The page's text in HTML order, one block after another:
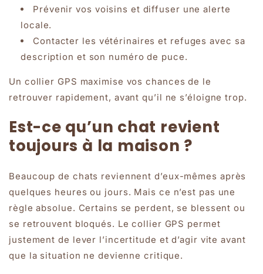
Prévenir vos voisins et diffuser une alerte
locale.
Contacter les vétérinaires et refuges avec sa
description et son numéro de puce.
Un collier GPS maximise vos chances de le
retrouver rapidement, avant qu’il ne s’éloigne trop.
Est-ce qu’un chat revient
toujours à la maison ?
Beaucoup de chats reviennent d’eux-mêmes après
quelques heures ou jours. Mais ce n’est pas une
règle absolue. Certains se perdent, se blessent ou
se retrouvent bloqués. Le collier GPS permet
justement de lever l’incertitude et d’agir vite avant
que la situation ne devienne critique.